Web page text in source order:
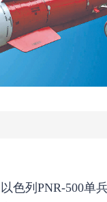
以色列PNR-500单